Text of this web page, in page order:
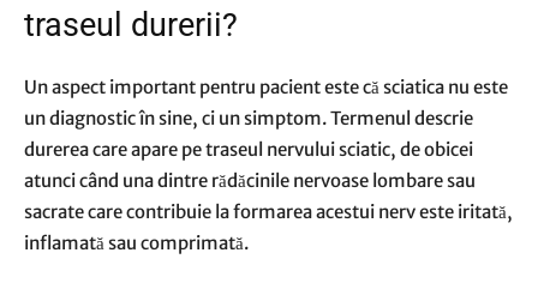
traseul durerii?
Un aspect important pentru pacient este că sciatica nu este
un diagnostic în sine, ci un simptom. Termenul descrie
durerea care apare pe traseul nervului sciatic, de obicei
atunci când una dintre rădăcinile nervoase lombare sau
sacrate care contribuie la formarea acestui nerv este iritată,
inflamată sau comprimată.